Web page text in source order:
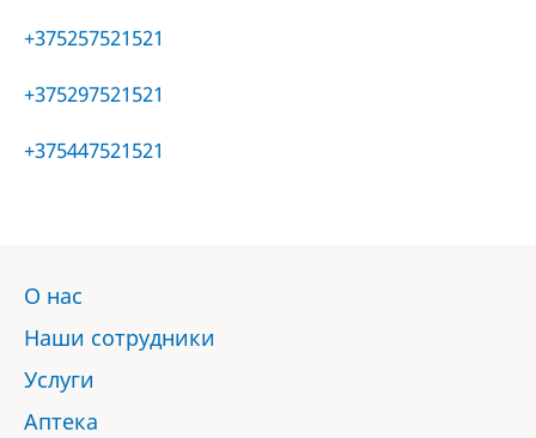
+375257521521
+375297521521
+375447521521
О нас
Наши сотрудники
Услуги
Аптека